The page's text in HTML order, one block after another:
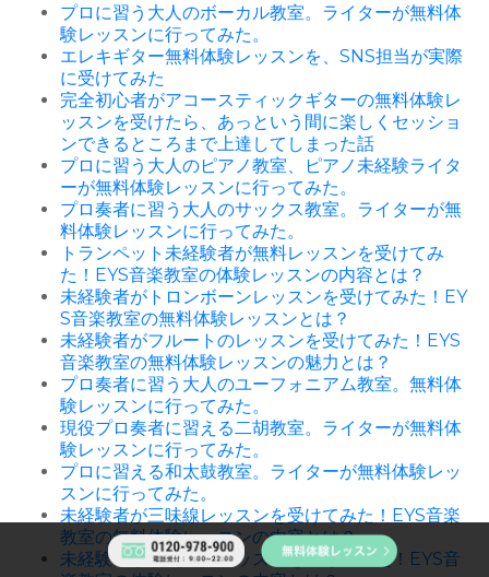
プロに習う大人のボーカル教室。ライターが無料体
験レッスンに行ってみた。
エレキギター無料体験レッスンを、SNS担当が実際
に受けてみた
完全初心者がアコースティックギターの無料体験レ
ッスンを受けたら、あっという間に楽しくセッショ
ンできるところまで上達してしまった話
プロに習う大人のピアノ教室、ピアノ未経験ライタ
ーが無料体験レッスンに行ってみた。
プロ奏者に習う大人のサックス教室。ライターが無
料体験レッスンに行ってみた。
トランペット未経験者が無料レッスンを受けてみ
た！EYS音楽教室の体験レッスンの内容とは？
未経験者がトロンボーンレッスンを受けてみた！EY
S音楽教室の無料体験レッスンとは？
未経験者がフルートのレッスンを受けてみた！EYS
音楽教室の無料体験レッスンの魅力とは？
プロ奏者に習う大人のユーフォニアム教室。無料体
験レッスンに行ってみた。
現役プロ奏者に習える二胡教室。ライターが無料体
験レッスンに行ってみた。
プロに習える和太鼓教室。ライターが無料体験レッ
スンに行ってみた。
未経験者が三味線レッスンを受けてみた！EYS音楽
教室の無料体験レッスンの内容とは？
未経験者が箏（琴）レッスンを受けてみた！EYS音